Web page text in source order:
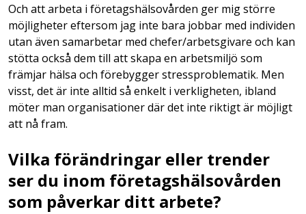
Och att arbeta i företagshälsovården ger mig större
möjligheter eftersom jag inte bara jobbar med individen
utan även samarbetar med chefer/arbetsgivare och kan
stötta också dem till att skapa en arbetsmiljö som
främjar hälsa och förebygger stressproblematik. Men
visst, det är inte alltid så enkelt i verkligheten, ibland
möter man organisationer där det inte riktigt är möjligt
att nå fram.
Vilka förändringar eller trender
ser du inom företagshälsovården
som påverkar ditt arbete?